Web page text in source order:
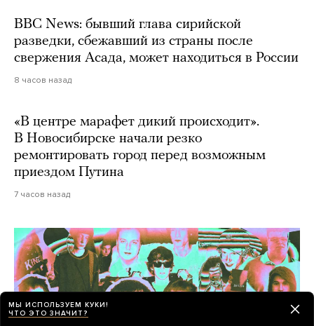
BBC News: бывший глава сирийской
разведки, сбежавший из страны после
свержения Асада, может находиться в России
8 часов назад
«В центре марафет дикий происходит».
В Новосибирске начали резко
ремонтировать город перед возможным
приездом Путина
7 часов назад
МЫ ИСПОЛЬЗУЕМ КУКИ!
ЧТО ЭТО ЗНАЧИТ?